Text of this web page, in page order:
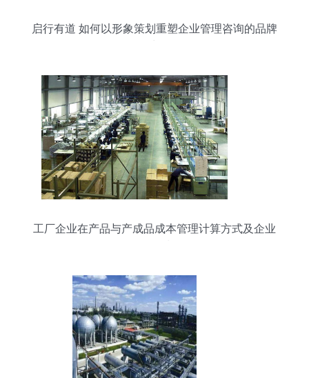
启行有道 如何以形象策划重塑企业管理咨询的品牌
工厂企业在产品与产成品成本管理计算方式及企业